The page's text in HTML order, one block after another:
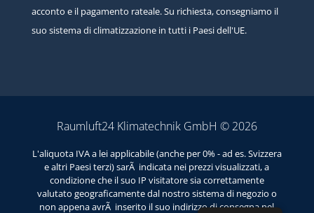
acconto e il pagamento rateale. Su richiesta, consegniamo il
suo sistema di climatizzazione in tutti i Paesi dell'UE.
Raumluft24 Klimatechnik GmbH © 2026
L'aliquota IVA a lei applicabile (anche per 0% - ad es. Svizzera
e altri Paesi terzi) sarÃ indicata nei prezzi visualizzati, a
condizione che il suo IP visitatore sia correttamente
valutato geograficamente dal nostro sistema di negozio o
non appena avrÃ inserito il suo indirizzo di consegna nel